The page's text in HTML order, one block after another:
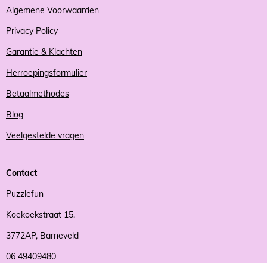
Algemene Voorwaarden
Privacy Policy
Garantie & Klachten
Herroepingsformulier
Betaalmethodes
Blog
Veelgestelde vragen
Contact
Puzzlefun
Koekoekstraat 15,
3772AP, Barneveld
06 49409480